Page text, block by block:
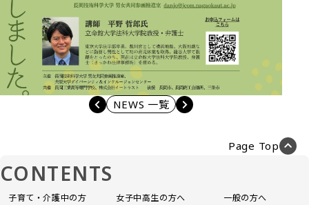
NEWS 一覧
Page Top
CONTENTS
子育て・介護中の方
女子中高生の方へ 一般の方へ